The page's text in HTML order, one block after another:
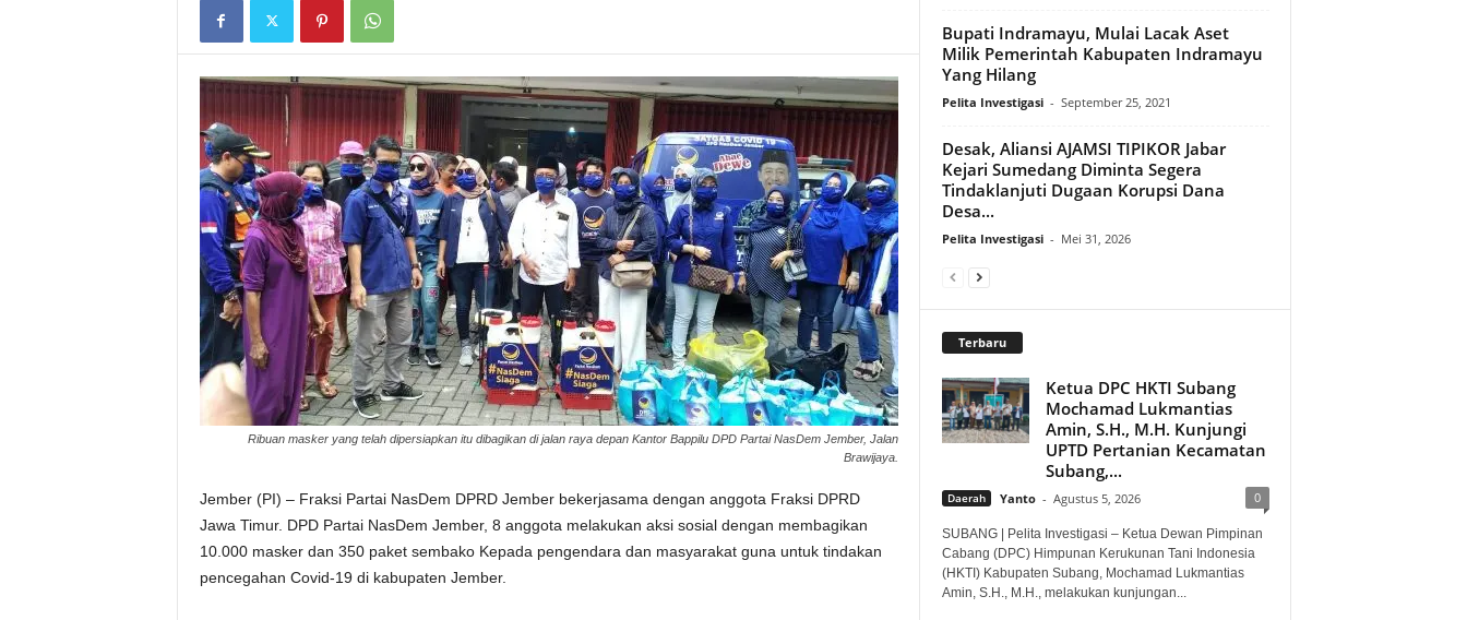
S
Ribuan masker yang telah dipersiapkan itu dibagikan di jalan raya depan Kantor Bappilu DPD Partai NasDem Jember, Jalan
Brawijaya.
Jember (PI) – Fraksi Partai NasDem DPRD Jember bekerjasama dengan anggota Fraksi DPRD
Jawa Timur. DPD Partai NasDem Jember, 8 anggota melakukan aksi sosial dengan membagikan
10.000 masker dan 350 paket sembako Kepada pengendara dan masyarakat guna untuk tindakan
pencegahan Covid-19 di kabupaten Jember.
Bupati Indramayu, Mulai Lacak Aset
Milik Pemerintah Kabupaten Indramayu
Yang Hilang
Pelita Investigasi - September 25, 2021
Desak, Aliansi AJAMSI TIPIKOR Jabar
Kejari Sumedang Diminta Segera
Tindaklanjuti Dugaan Korupsi Dana
Desa...
Pelita Investigasi - Mei 31, 2026
Terbaru
Ketua DPC HKTI Subang
Mochamad Lukmantias
Amin, S.H., M.H. Kunjungi
UPTD Pertanian Kecamatan
Subang,...
Daerah Yanto - Agustus 5, 2026 0
SUBANG | Pelita Investigasi – Ketua Dewan Pimpinan
Cabang (DPC) Himpunan Kerukunan Tani Indonesia
(HKTI) Kabupaten Subang, Mochamad Lukmantias
Amin, S.H., M.H., melakukan kunjungan...